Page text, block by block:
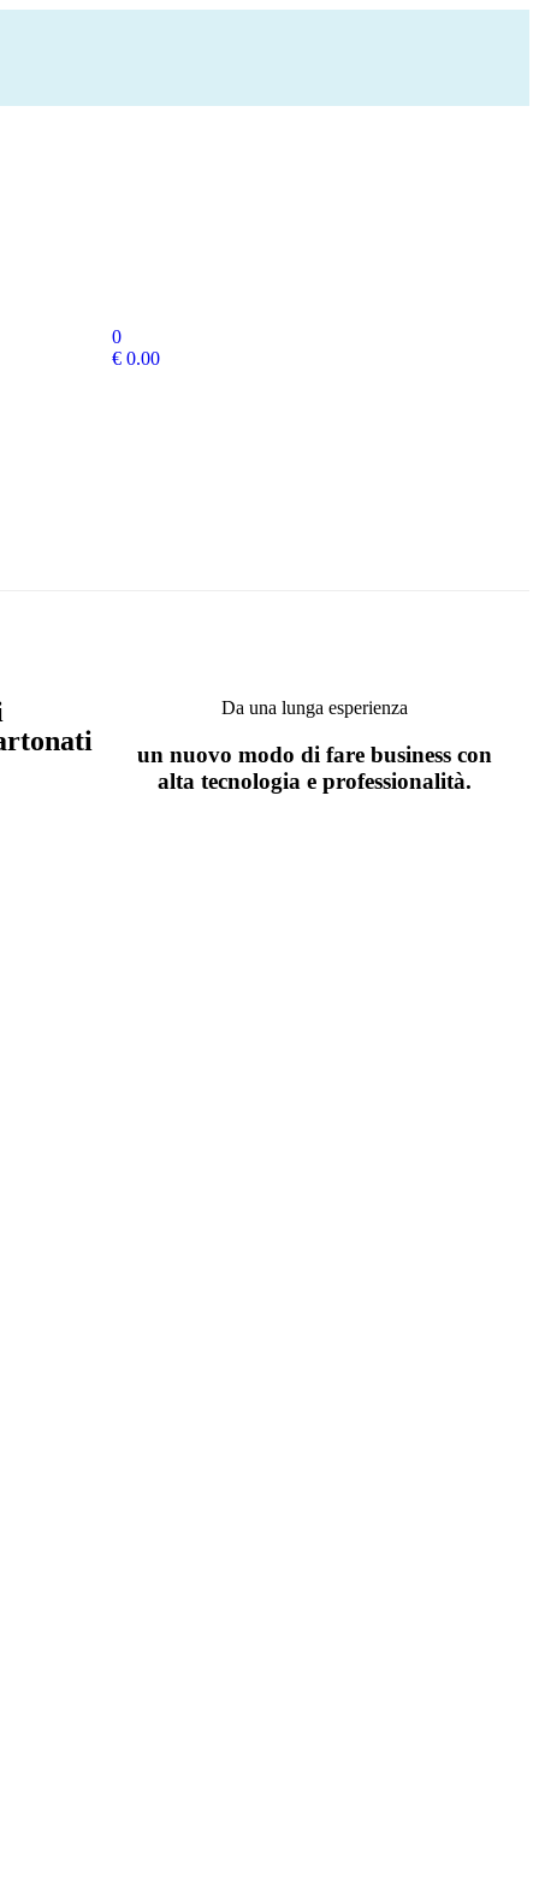
0
€ 0.00
Da una lunga esperienza
un nuovo modo di fare business con
alta tecnologia e professionalità.